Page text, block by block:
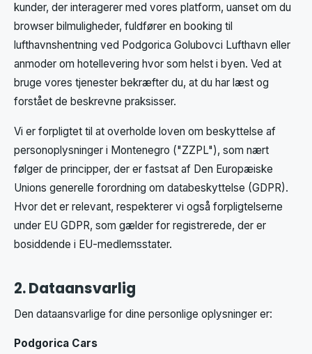
kunder, der interagerer med vores platform, uanset om du
browser bilmuligheder, fuldfører en booking til
lufthavnshentning ved Podgorica Golubovci Lufthavn eller
anmoder om hotellevering hvor som helst i byen. Ved at
bruge vores tjenester bekræfter du, at du har læst og
forstået de beskrevne praksisser.
Vi er forpligtet til at overholde loven om beskyttelse af
personoplysninger i Montenegro ("ZZPL"), som nært
følger de principper, der er fastsat af Den Europæiske
Unions generelle forordning om databeskyttelse (GDPR).
Hvor det er relevant, respekterer vi også forpligtelserne
under EU GDPR, som gælder for registrerede, der er
bosiddende i EU-medlemsstater.
2. Dataansvarlig
Den dataansvarlige for dine personlige oplysninger er:
Podgorica Cars